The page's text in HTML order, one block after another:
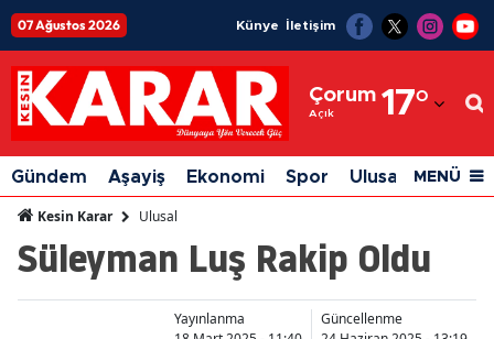
07 Ağustos 2026 Künye İletişim
Çorum
Açık 17°
Adıyaman
Afyonkarahisar
Ağrı
Amasya
Gündem Aşayiş Ekonomi Spor Ulusal Siyaset
MENÜ
Kesin Karar Ulusal
Süleyman Luş Rakip Oldu
Yayınlanma
Güncellenme